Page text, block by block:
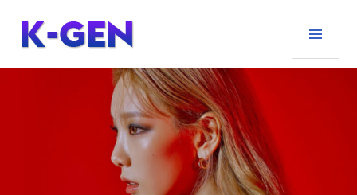
contenu
principal
K-GEN